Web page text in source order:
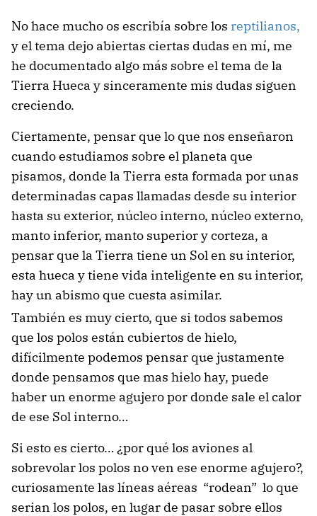
No hace mucho os escribía sobre los reptilianos,
y el tema dejo abiertas ciertas dudas en mí, me
he documentado algo más sobre el tema de la
Tierra Hueca y sinceramente mis dudas siguen
creciendo.
Ciertamente, pensar que lo que nos enseñaron
cuando estudiamos sobre el planeta que
pisamos, donde la Tierra esta formada por unas
determinadas capas llamadas desde su interior
hasta su exterior, núcleo interno, núcleo externo,
manto inferior, manto superior y corteza, a
pensar que la Tierra tiene un Sol en su interior,
esta hueca y tiene vida inteligente en su interior,
hay un abismo que cuesta asimilar.
También es muy cierto, que si todos sabemos
que los polos están cubiertos de hielo,
difícilmente podemos pensar que justamente
donde pensamos que mas hielo hay, puede
haber un enorme agujero por donde sale el calor
de ese Sol interno…
Si esto es cierto… ¿por qué los aviones al
sobrevolar los polos no ven ese enorme agujero?,
curiosamente las líneas aéreas “rodean” lo que
serian los polos, en lugar de pasar sobre ellos